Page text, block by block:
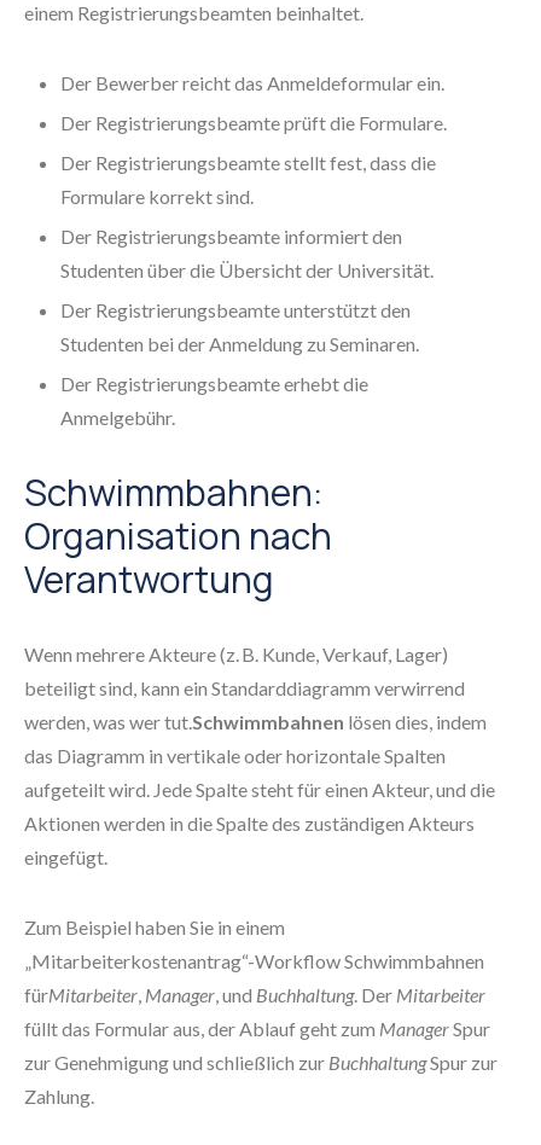
einem Registrierungsbeamten beinhaltet.
Der Bewerber reicht das Anmeldeformular ein.
Der Registrierungsbeamte prüft die Formulare.
Der Registrierungsbeamte stellt fest, dass die
Formulare korrekt sind.
Der Registrierungsbeamte informiert den
Studenten über die Übersicht der Universität.
Der Registrierungsbeamte unterstützt den
Studenten bei der Anmeldung zu Seminaren.
Der Registrierungsbeamte erhebt die
Anmelgebühr.
Schwimmbahnen:
Organisation nach
Verantwortung
Wenn mehrere Akteure (z. B. Kunde, Verkauf, Lager)
beteiligt sind, kann ein Standarddiagramm verwirrend
werden, was wer tut.Schwimmbahnen lösen dies, indem
das Diagramm in vertikale oder horizontale Spalten
aufgeteilt wird. Jede Spalte steht für einen Akteur, und die
Aktionen werden in die Spalte des zuständigen Akteurs
eingefügt.
Zum Beispiel haben Sie in einem
„Mitarbeiterkostenantrag“-Workflow Schwimmbahnen
fürMitarbeiter, Manager, und Buchhaltung. Der Mitarbeiter
füllt das Formular aus, der Ablauf geht zum ManagerSpur
zur Genehmigung und schließlich zur BuchhaltungSpur zur
Zahlung.